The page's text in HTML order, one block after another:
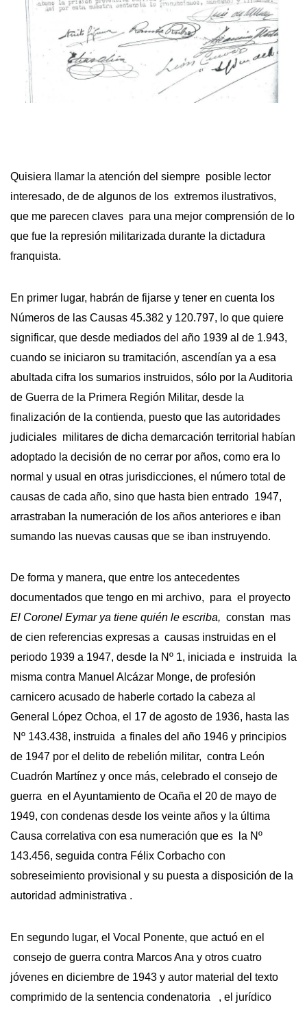
Quisiera llamar la atención del siempre posible lector
interesado, de de algunos de los extremos ilustrativos,
que me parecen claves para una mejor comprensión de lo
que fue la represión militarizada durante la dictadura
franquista.
En primer lugar, habrán de fijarse y tener en cuenta los
Números de las Causas 45.382 y 120.797, lo que quiere
significar, que desde mediados del año 1939 al de 1.943,
cuando se iniciaron su tramitación, ascendían ya a esa
abultada cifra los sumarios instruidos, sólo por la Auditoria
de Guerra de la Primera Región Militar, desde la
finalización de la contienda, puesto que las autoridades
judiciales militares de dicha demarcación territorial habían
adoptado la decisión de no cerrar por años, como era lo
normal y usual en otras jurisdicciones, el número total de
causas de cada año, sino que hasta bien entrado 1947,
arrastraban la numeración de los años anteriores e iban
sumando las nuevas causas que se iban instruyendo.
De forma y manera, que entre los antecedentes
documentados que tengo en mi archivo, para el proyecto
El Coronel Eymar ya tiene quién le escriba, constan mas
de cien referencias expresas a causas instruidas en el
periodo 1939 a 1947, desde la Nº 1, iniciada e instruida la
misma contra Manuel Alcázar Monge, de profesión
carnicero acusado de haberle cortado la cabeza al
General López Ochoa, el 17 de agosto de 1936, hasta las
Nº 143.438, instruida a finales del año 1946 y principios
de 1947 por el delito de rebelión militar, contra León
Cuadrón Martínez y once más, celebrado el consejo de
guerra en el Ayuntamiento de Ocaña el 20 de mayo de
1949, con condenas desde los veinte años y la última
Causa correlativa con esa numeración que es la Nº
143.456, seguida contra Félix Corbacho con
sobreseimiento provisional y su puesta a disposición de la
autoridad administrativa .
En segundo lugar, el Vocal Ponente, que actuó en el
consejo de guerra contra Marcos Ana y otros cuatro
jóvenes en diciembre de 1943 y autor material del texto
comprimido de la sentencia condenatoria , el jurídico